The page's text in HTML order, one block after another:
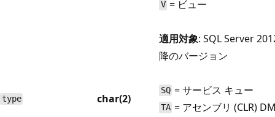
type char(2)
V = ビュー
適用対象: SQL Server
降のバージョン
SQ = サービス キュー
TA = アセンブリ (CLR)